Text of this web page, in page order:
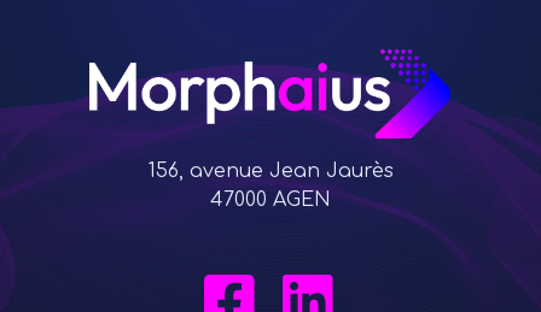
156, avenue Jean Jaurès
47000 AGEN